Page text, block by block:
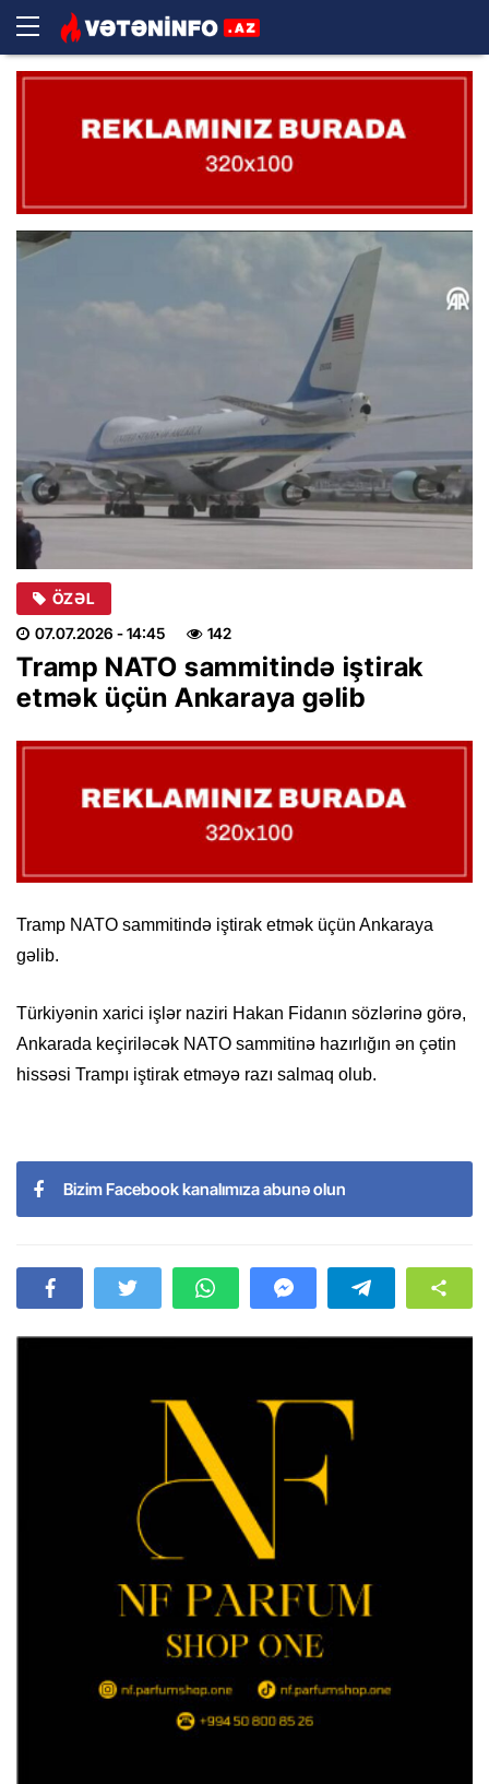
ÖZƏL
07.07.2026 - 14:45 142
Tramp NATO sammitində iştirak
etmək üçün Ankaraya gəlib
Tramp NATO sammitində iştirak etmək üçün Ankaraya
gəlib.
Türkiyənin xarici işlər naziri Hakan Fidanın sözlərinə görə,
Ankarada keçiriləcək NATO sammitinə hazırlığın ən çətin
hissəsi Trampı iştirak etməyə razı salmaq olub.
Bizim Facebook kanalımıza abunə olun